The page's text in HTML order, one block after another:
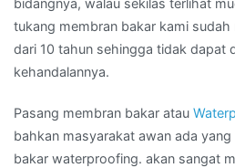
bidangnya, walau sekilas terlihat
tukang membran bakar kami sudah
dari 10 tahun sehingga tidak dapat
kehandalannya.
Pasang membran bakar atau
bahkan masyarakat awan ada
bakar waterproofing. akan sangat